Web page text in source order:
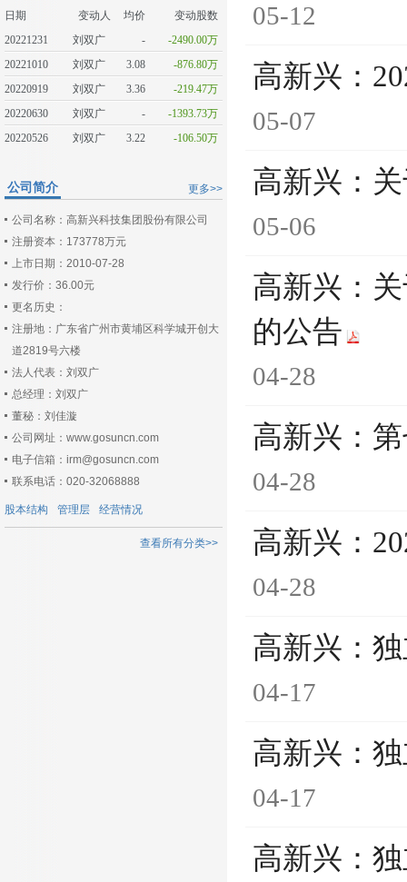
日期 变动人 均价
变动股数
20221231
刘双广 -
-2490.00万
20221010
刘双广 3.08
-876.80万
20220919
刘双广 3.36
-219.47万
20220630
刘双广 -
-1393.73万
20220526
刘双广 3.22 -106.50万
更多>>
公司简介
公司名称：高新兴科技集团股份有限公司
注册资本：173778万元
上市日期：2010-07-28
发行价：36.00元
更名历史：
注册地：广东省广州市黄埔区科学城开创大
道2819号六楼
法人代表：刘双广
总经理：刘双广
董秘：刘佳漩
公司网址：www.gosuncn.com
电子信箱：irm@gosuncn.com
联系电话：020-32068888
股本结构 管理层 经营情况
查看所有分类>>
05-12
高新兴：
05-07
高新兴：
05-06
高新兴：
的公告
04-28
高新兴：
04-28
高新兴：
04-28
高新兴：
04-17
高新兴：
04-17
高新兴：